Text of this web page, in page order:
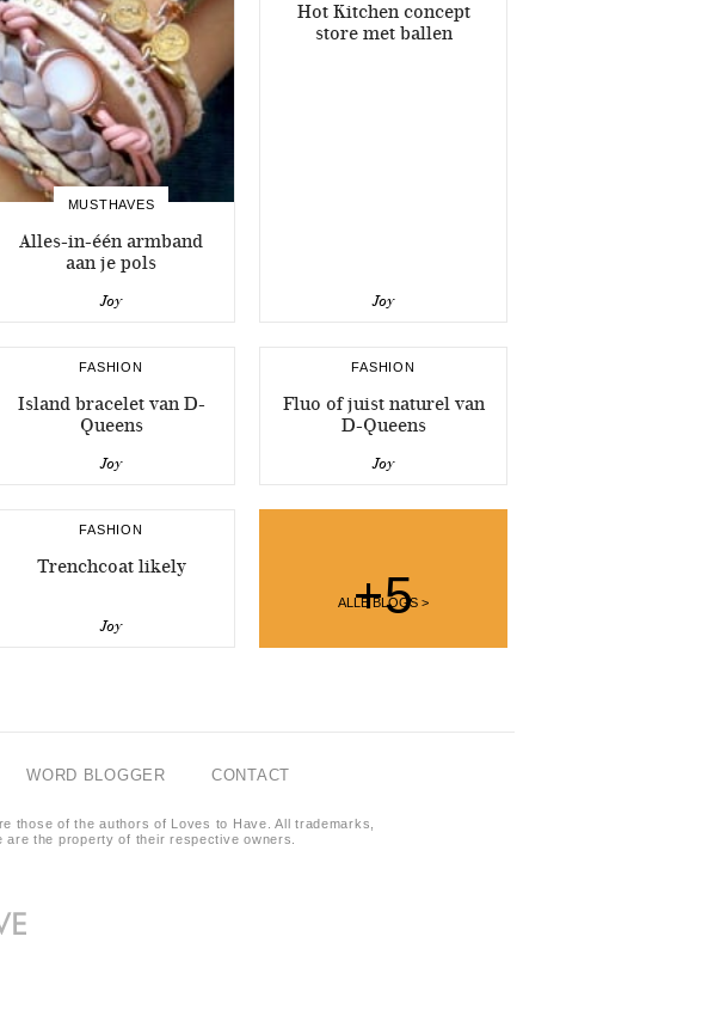
MUSTHAVES
Alles-in-één armband
aan je pols
Joy
Hot Kitchen concept
store met ballen
Joy
FASHION
Island bracelet van D-
Queens
Joy
FASHION
Fluo of juist naturel van
D-Queens
Joy
FASHION
Trenchcoat likely
Joy
+5
ALLE BLOGS >
WORD BLOGGER CONTACT
those of the authors of Loves to Have. All trademarks,
the property of their respective owners.